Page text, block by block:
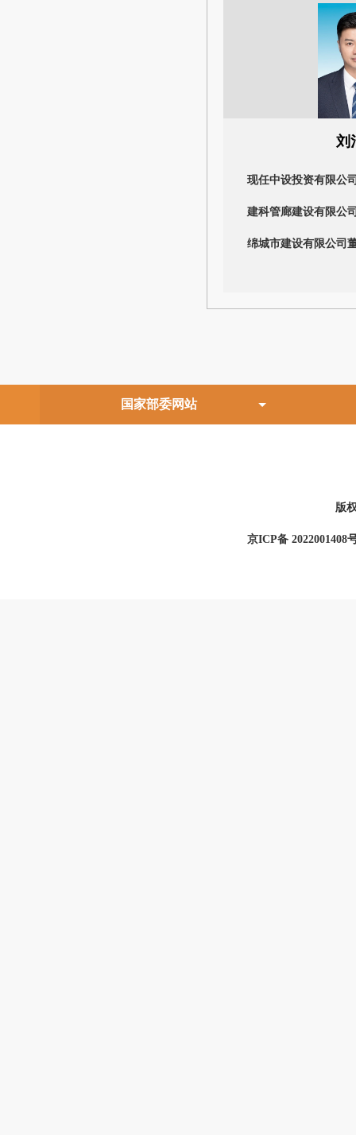
刘
现任中设投资有限公
建科管廊建设有限公
绵城市建设有限公司
版
京ICP备 2022001408